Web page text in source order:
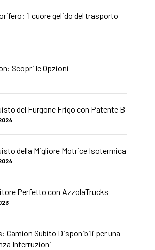
il cuore gelido del trasporto
Scopri le Opzioni
del Furgone Frigo con Patente B
della Migliore Motrice Isotermica
Perfetto con AzzolaTrucks
Camion Subito Disponibili per una
Interruzioni